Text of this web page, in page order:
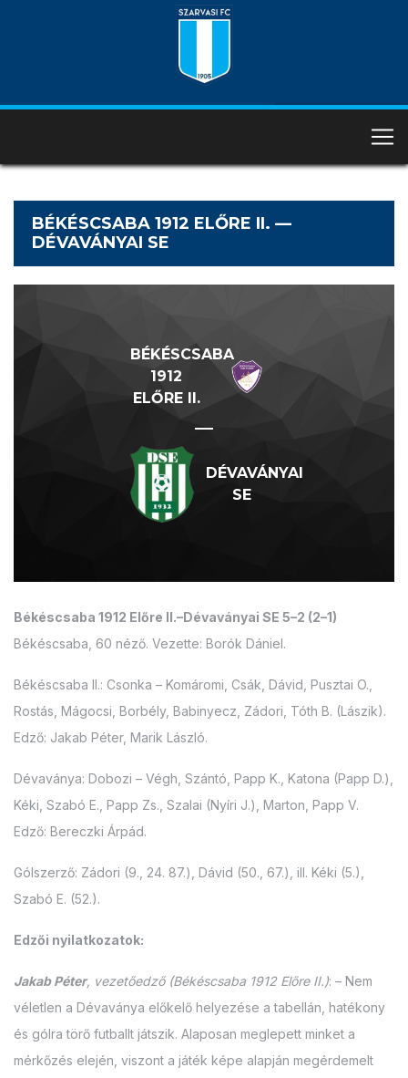
BÉKÉSCSABA 1912 ELŐRE II. —
DÉVAVÁNYAI SE
BÉKÉSCSABA
1912
ELŐRE II.
—
DÉVAVÁNYAI
SE
Békéscsaba 1912 Előre II.–Dévaványai SE 5–2 (2–1)
Békéscsaba, 60 néző. Vezette: Borók Dániel.
Békéscsaba II.: Csonka – Komáromi, Csák, Dávid, Pusztai O.,
Rostás, Mágocsi, Borbély, Babinyecz, Zádori, Tóth B. (Lászik).
Edző: Jakab Péter, Marik László.
Dévaványa: Dobozi – Végh, Szántó, Papp K., Katona (Papp D.),
Kéki, Szabó E., Papp Zs., Szalai (Nyíri J.), Marton, Papp V.
Edző: Bereczki Árpád.
Gólszerző: Zádori (9., 24. 87.), Dávid (50., 67.), ill. Kéki (5.),
Szabó E. (52.).
Edzői nyilatkozatok:
Jakab Péter, vezetőedző (Békéscsaba 1912 Előre II.): – Nem
véletlen a Dévaványa előkelő helyezése a tabellán, hatékony
és gólra törő futballt játszik. Alaposan meglepett minket a
mérkőzés elején, viszont a játék képe alapján megérdemelt